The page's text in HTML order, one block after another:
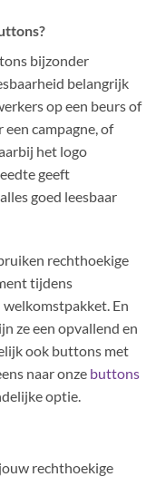
bijzonder
belangrijk
op een beurs of
campagne, of
het logo
geeft
goed leesbaar
rechthoekige
tijdens
En
ze een opvallend en
ook buttons met
naar onze buttons
optie.
rechthoekige